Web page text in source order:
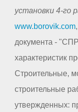
установки 4-го
www.borovik.com
документа -
характеристик
Строительные,
строительные
утвержденных: